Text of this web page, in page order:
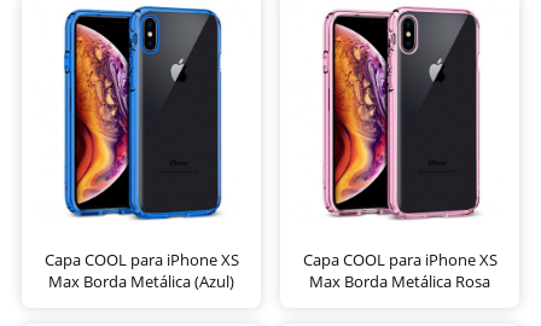
Capa COOL para iPhone XS
Max Borda Metálica (Azul)
Capa COOL para iPhone XS
Max Borda Metálica Rosa